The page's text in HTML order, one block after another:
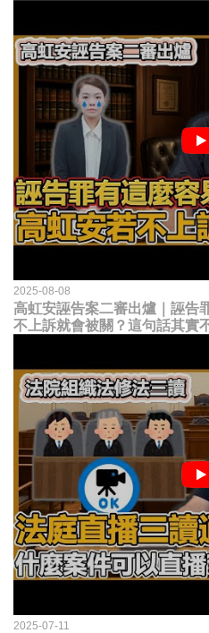
2025-08-08
高虹安誣告案二審出爐｜誣告
不上訴就會被關？這句話其實
2025-07-11